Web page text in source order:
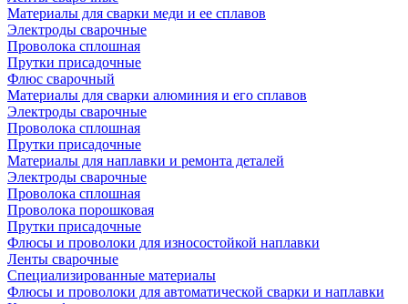
Материалы для сварки меди и ее сплавов
Электроды сварочные
Проволока сплошная
Прутки присадочные
Флюс сварочный
Материалы для сварки алюминия и его сплавов
Электроды сварочные
Проволока сплошная
Прутки присадочные
Материалы для наплавки и ремонта деталей
Электроды сварочные
Проволока сплошная
Проволока порошковая
Прутки присадочные
Флюсы и проволоки для износостойкой наплавки
Ленты сварочные
Специализированные материалы
Флюсы и проволоки для автоматической сварки и наплавки